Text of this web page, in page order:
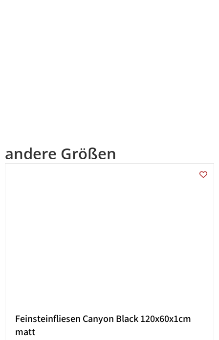
andere Größen
Feinsteinfliesen Canyon Black 120x60x1cm
matt